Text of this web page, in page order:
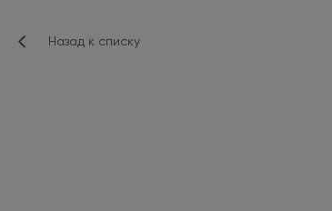
Назад к списку